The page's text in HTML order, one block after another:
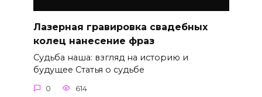
Лазерная гравировка свадебных
колец нанесение фраз
Судьба наша: взгляд на историю и
будущее Статья о судьбе
0 614